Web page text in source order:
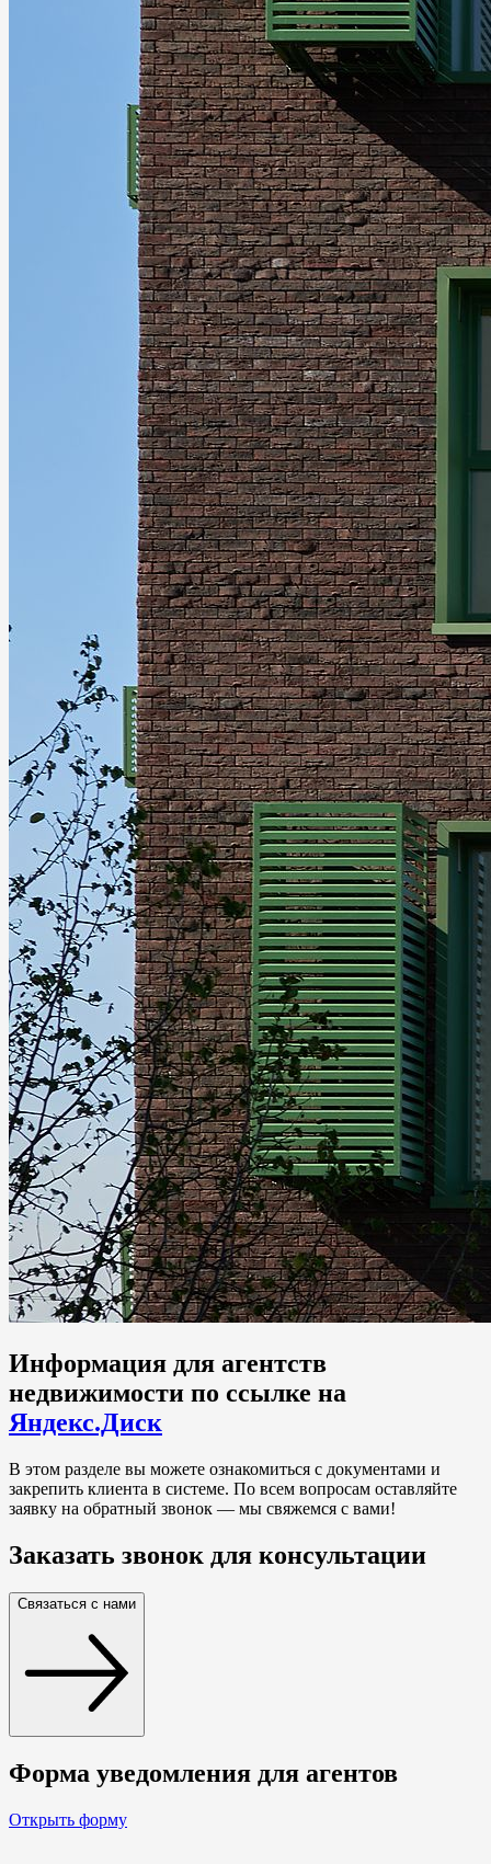
Информация для агентств
недвижимости по ссылке на
Яндекс.Диск
В этом разделе вы можете ознакомиться с документами и
закрепить клиента в системе. По всем вопросам оставляйте
заявку на обратный звонок — мы свяжемся с вами!
Заказать звонок для консультации
Связаться с нами
Форма уведомления для агентов
Открыть форму